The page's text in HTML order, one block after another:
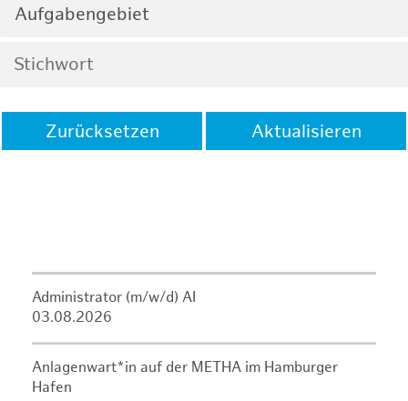
Aufgabengebiet
Zurücksetzen Aktualisieren
Administrator (m/w/d) AI
03.08.2026
Anlagenwart*in auf der METHA im Hamburger
Hafen